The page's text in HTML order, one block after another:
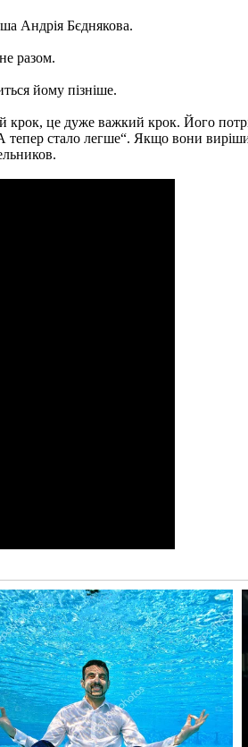
Андрія Бєднякова.
разом.
йому пізніше.
це дуже важкий крок. Його
стало легше“. Якщо вони